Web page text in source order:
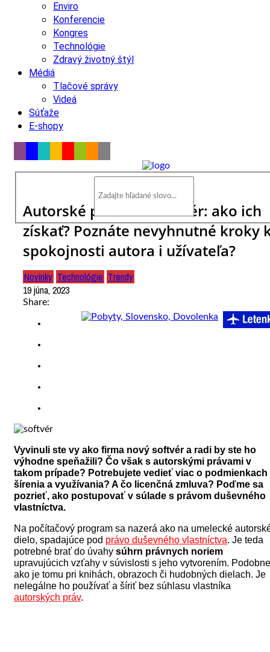
Enviro
Konferencie
Kongres
Technológie
Zdravý životný štýl
Médiá
Tlačové správy
Videá
Súťaže
E-shopy
Autorské práva na softvér: ako ich
získať? Poznáte nevyhnutné kroky
spokojnosti autora i užívateľa?
Novinky Technológie Trendy
19 júna, 2023
Share:
Vyvinuli ste vy ako firma nový softvér a radi by ste ho
výhodne speňažili? Čo však s autorskými právami v
takom prípade? Potrebujete vedieť viac o podmienkach
šírenia a využívania? A čo licenčná zmluva? Poďme sa
pozrieť, ako postupovať v súlade s právom duševného
vlastníctva.
Na počítačový program sa nazerá ako na umelecké
dielo, spadajúce pod právo duševného vlastníctva. Je teda
potrebné brať do úvahy súhrn právnych noriem
upravujúcich vzťahy v súvislosti s jeho vytvorením. Podobne
ako je tomu pri knihách, obrazoch či hudobných dielach. Je
nelegálne ho používať a šíriť bez súhlasu vlastníka
autorských práv.